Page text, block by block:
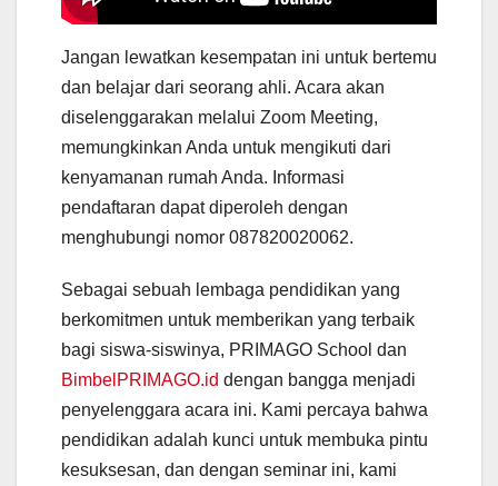
Jangan lewatkan kesempatan ini untuk bertemu
dan belajar dari seorang ahli. Acara akan
diselenggarakan melalui Zoom Meeting,
memungkinkan Anda untuk mengikuti dari
kenyamanan rumah Anda. Informasi
pendaftaran dapat diperoleh dengan
menghubungi nomor 087820020062.
Sebagai sebuah lembaga pendidikan yang
berkomitmen untuk memberikan yang terbaik
bagi siswa-siswinya, PRIMAGO School dan
BimbelPRIMAGO.id dengan bangga menjadi
penyelenggara acara ini. Kami percaya bahwa
pendidikan adalah kunci untuk membuka pintu
kesuksesan, dan dengan seminar ini, kami